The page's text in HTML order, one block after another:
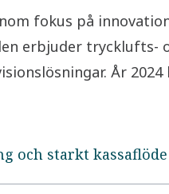
fokus på
erbjuder trycklufts-
År 2024
och starkt kassaflöde